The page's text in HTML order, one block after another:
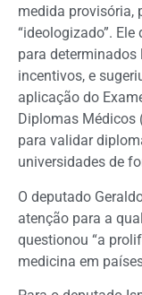
medida provisória,
“ideologizado”.
para determinados
incentivos, e
aplicação do
Diplomas Médicos
para validar
universidades de
O deputado
atenção para a
questionou “a
medicina em